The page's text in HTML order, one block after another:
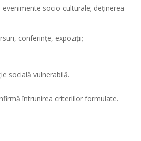
socio-culturale; deținerea
conferințe, expoziții;
socială vulnerabilă.
întrunirea criteriilor formulate.